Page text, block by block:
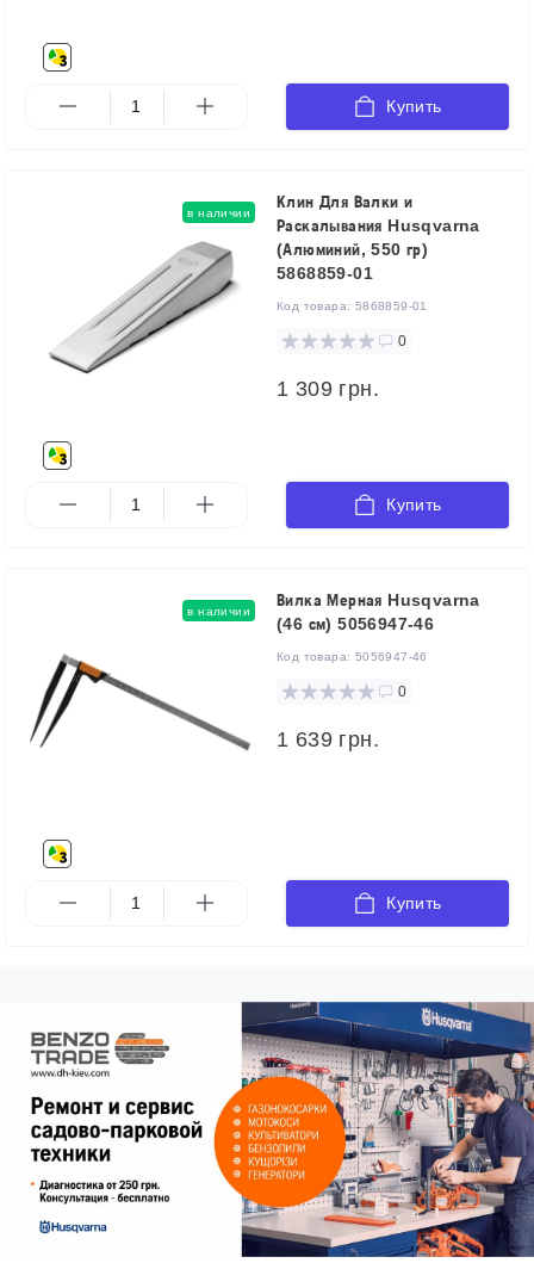
Купить
в наличии
Клин Для Валки и
Раскалывания Husqvarna
(Алюминий, 550 гр)
5868859-01
Код товара: 5868859-01
0
1 309 грн.
Купить
в наличии
Вилка Мерная Husqvarna
(46 см) 5056947-46
Код товара: 5056947-46
0
1 639 грн.
Купить